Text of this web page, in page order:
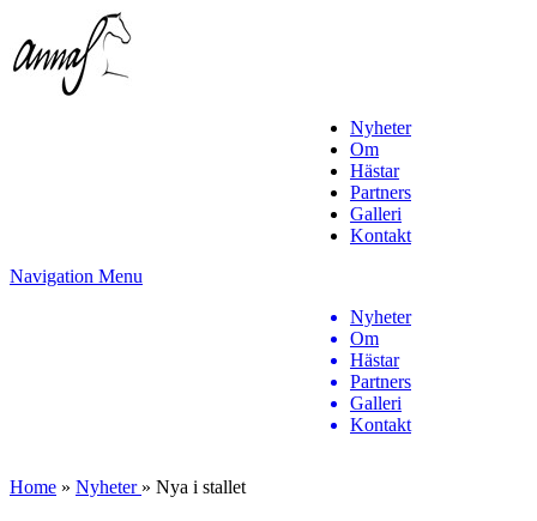
Nyheter
Om
Hästar
Partners
Galleri
Kontakt
Navigation Menu
Nyheter
Om
Hästar
Partners
Galleri
Kontakt
Home » Nyheter » Nya i stallet